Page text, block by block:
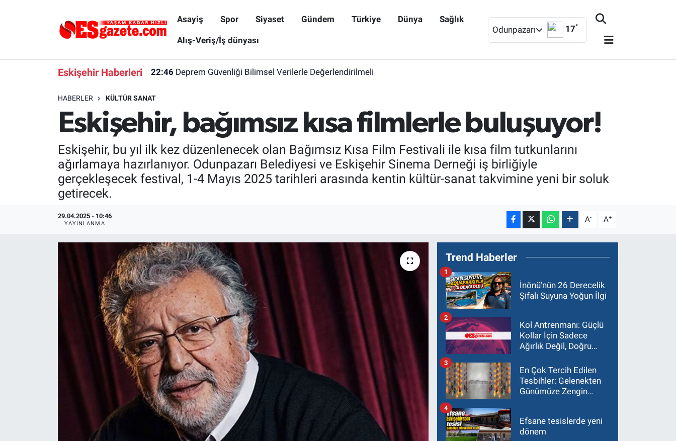
Asayiş Spor Siyaset Gündem Türkiye Dünya Sağlık
Alış-Veriş/İş dünyası
Odunpazarı 17°
Eskişehir Haberleri 22:46 Deprem Güvenliği Bilimsel Verilerle Değerlendirilmeli
HABERLER KÜLTÜR SANAT
Eskişehir, bağımsız kısa filmlerle buluşuyor!
Eskişehir, bu yıl ilk kez düzenlenecek olan Bağımsız Kısa Film Festivali ile kısa film tutkunlarını
ağırlamaya hazırlanıyor. Odunpazarı Belediyesi ve Eskişehir Sinema Derneği iş birliğiyle
gerçekleşecek festival, 1-4 Mayıs 2025 tarihleri arasında kentin kültür-sanat takvimine yeni bir soluk
getirecek.
29.04.2025 - 10:46
YAYINLANMA A- A+
Trend Haberler
İnönü’nün 26 Derecelik
Şifalı Suyuna Yoğun İlgi
1
Kol Antrenmanı: Güçlü
Kollar İçin Sadece
Ağırlık Değil, Doğru
2
En Çok Tercih Edilen
Tesbihler: Gelenekten
Günümüze Zengin
3
Efsane tesislerde yeni
dönem
4
Alış-Veriş/İş dünyası
Eskişehirspor Arşivi
Röportaj
Ekonomi
Kültür Sanat
Politika
Eskişehir Nöbetçi Eczaneler
Süper Lig Puan Durumu ve Fikstür
Son Dakika Haberleri
Haber Arşivi